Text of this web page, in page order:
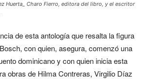
Huerta_ Charo Fierro, editora del libro, y el escritor
de esta antología que resalta la figura
con quien, asegura, comenzó una
dominicano y con quien inicia esta
obras de Hilma Contreras, Virgilio Díaz